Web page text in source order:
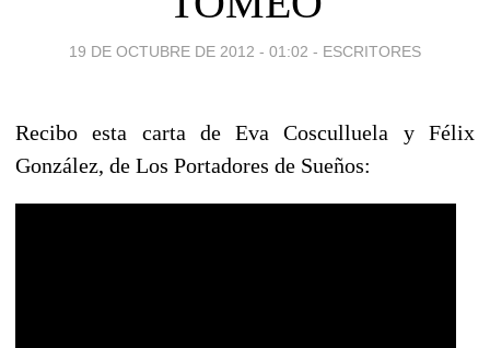
19 DE OCTUBRE DE 2012 - 01:02 - ESCRITORES
Recibo esta carta de Eva Cosculluela y Félix
González, de Los Portadores de Sueños: